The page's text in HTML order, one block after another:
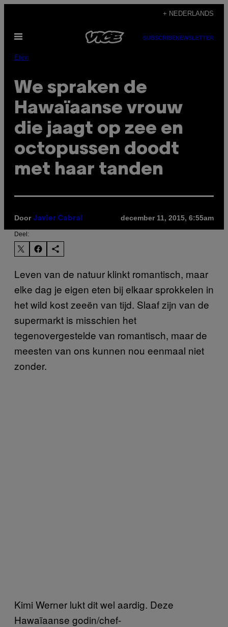
de
inhoud
+ NEDERLANDS
Open
SUBSCRIBENEWSLETTER
Eten
We spraken de
Hawaïaanse vrouw
die jaagt op zee en
octopussen doodt
met haar tanden
Door Javier Cabral december 11, 2015, 6:55am
Deel:
Leven van de natuur klinkt romantisch, maar
elke dag je eigen eten bij elkaar sprokkelen in
het wild kost zeeën van tijd. Slaaf zijn van de
supermarkt is misschien het
tegenovergestelde van romantisch, maar de
meesten van ons kunnen nou eenmaal niet
zonder.
Kimi Werner lukt dit wel aardig. Deze
Hawaïaanse godin/chef-